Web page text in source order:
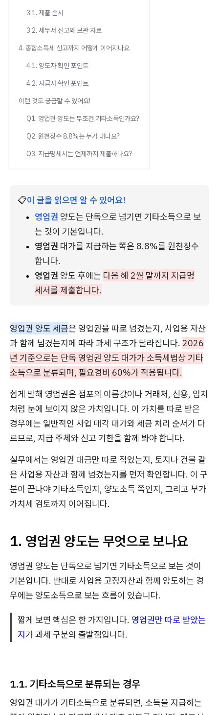
3.1. 제출 순서
3.2. 세무서 신고와 보관 자료
4. 종합소득세 신고까지 어떻게 이어지나요
4.1. 양도자 확인 포인트
4.2. 지급자 확인 포인트
이런 것도 궁금할 수 있어요!
Q1. 영업권 양도는 무조건 기타소득인가요?
Q2. 원천징수 8.8%는 누가 내나요?
Q3. 지급명세서는 언제까지 제출하나요?
📋이 글을 읽으면 알 수 있어요!
영업권 양도는 단독으로 넘기면 기타소득으로 보
는 것이 기본입니다.
영업권 대가를 지급하는 쪽은 8.8%를 원천징수
합니다.
영업권 양도 후에는 다음 해 2월 말까지 지급명
세서를 제출합니다.
영업권 양도 세금은 영업권을 따로 넘겼는지, 사업용 자산
과 함께 넘겼는지에 따라 과세 구조가 달라집니다. 2026
년 기준으로는 단독 영업권 양도 대가가 소득세법상 기타
소득으로 분류되며, 필요경비 60%가 적용됩니다.
쉽게 말해 영업권은 점포의 이름값이나 거래처, 신용, 입지
처럼 눈에 보이지 않은 가치입니다. 이 가치를 따로 받은
경우에는 일반적인 사업 매각 대가와 세금 처리 순서가 다
르므로, 지급 주체와 신고 기한을 함께 봐야 합니다.
실무에서는 영업권 대금만 따로 적었는지, 토지나 건물 같
은 사업용 자산과 함께 넘겼는지를 먼저 확인합니다. 이 구
분이 끝나야 기타소득인지, 양도소득 쪽인지, 그리고 부가
가치세 검토까지 이어집니다.
1. 영업권 양도는 무엇으로 보나요
영업권 양도는 단독으로 넘기면 기타소득으로 보는 것이
기본입니다. 반대로 사업용 고정자산과 함께 양도하는 경
우에는 양도소득으로 보는 흐름이 있습니다.
짧게 보면 핵심은 한 가지입니다. 영업권만 따로 받았는
지가 과세 구분의 출발점입니다.
1.1. 기타소득으로 분류되는 경우
영업권 대가가 기타소득으로 분류되면, 소득을 지급하는